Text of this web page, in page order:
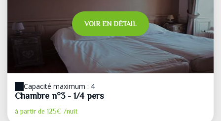
VOIR EN DÉTAIL
Capacité maximum : 4
Chambre n°3 - 1/4 pers
à partir de 125€ /nuit